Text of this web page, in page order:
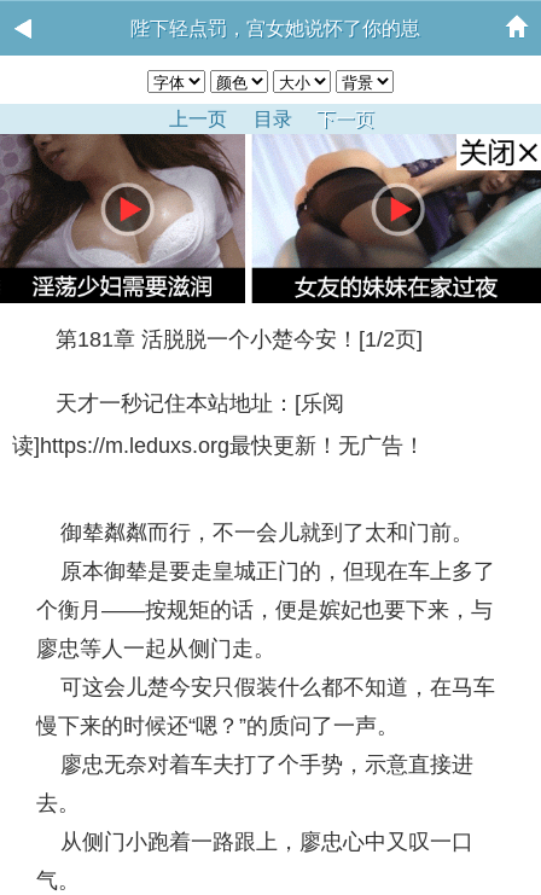
陛下轻点罚，宫女她说怀了你的崽
上一页 目录 下一页
第181章 活脱脱一个小楚今安！[1/2页]
天才一秒记住本站地址：[乐阅
读]https://m.leduxs.org最快更新！无广告！
御辇粼粼而行，不一会儿就到了太和门前。
原本御辇是要走皇城正门的，但现在车上多了
个衡月——按规矩的话，便是嫔妃也要下来，与
廖忠等人一起从侧门走。
可这会儿楚今安只假装什么都不知道，在马车
慢下来的时候还“嗯？”的质问了一声。
廖忠无奈对着车夫打了个手势，示意直接进
去。
从侧门小跑着一路跟上，廖忠心中又叹一口
气。